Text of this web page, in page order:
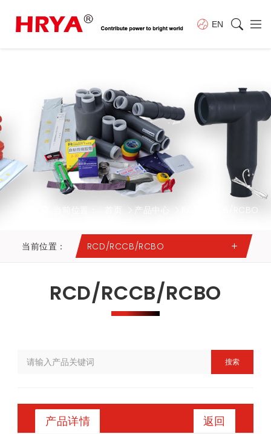
EN
产品中心 RCD/RCCB/RCBO
当前位置： RCD/RCCB/RCBO
RCD/RCCB/RCBO
搜索
产品详情 返回